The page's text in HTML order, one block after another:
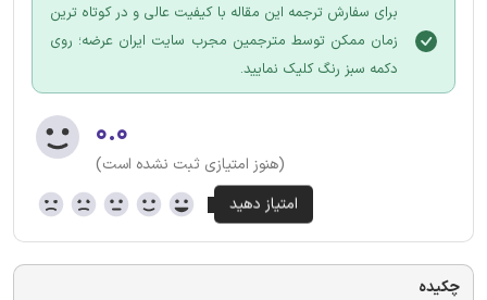
برای سفارش ترجمه این مقاله با کیفیت عالی و در کوتاه ترین
زمان ممکن توسط مترجمین مجرب سایت ایران عرضه؛ روی
دکمه سبز رنگ کلیک نمایید.
۰.۰
(هنوز امتیازی ثبت نشده است)
چکیده